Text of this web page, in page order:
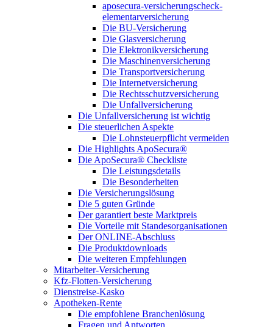
aposecura-versicherungscheck-
elementarversicherung
Die BU-Versicherung
Die Glasversicherung
Die Elektronikversicherung
Die Maschinenversicherung
Die Transportversicherung
Die Internetversicherung
Die Rechtsschutzversicherung
Die Unfallversicherung
Die Unfallversicherung ist wichtig
Die steuerlichen Aspekte
Die Lohnsteuerpflicht vermeiden
Die Highlights ApoSecura®
Die ApoSecura® Checkliste
Die Leistungsdetails
Die Besonderheiten
Die Versicherungslösung
Die 5 guten Gründe
Der garantiert beste Marktpreis
Die Vorteile mit Standesorganisationen
Der ONLINE-Abschluss
Die Produktdownloads
Die weiteren Empfehlungen
Mitarbeiter-Versicherung
Kfz-Flotten-Versicherung
Dienstreise-Kasko
Apotheken-Rente
Die empfohlene Branchenlösung
Fragen und Antworten